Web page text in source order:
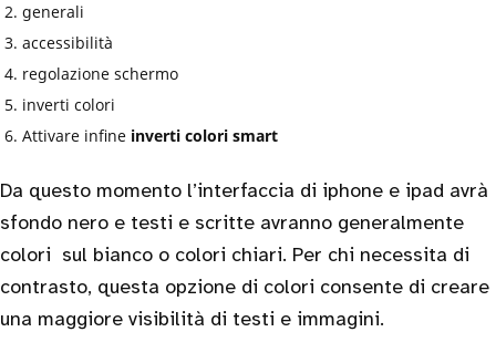
generali
accessibilità
regolazione schermo
inverti colori
Attivare infine inverti colori smart
Da questo momento l’interfaccia di iphone e ipad avrà
sfondo nero e testi e scritte avranno generalmente
colori sul bianco o colori chiari. Per chi necessita di
contrasto, questa opzione di colori consente di creare
una maggiore visibilità di testi e immagini.